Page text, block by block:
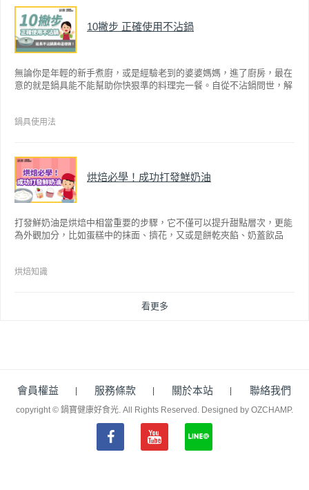
10撇步 正確使用不沾鍋
無論你是年輕的新手煮廚，或是經驗老到的婆婆媽媽，進了廚房，最在
意的就是鍋具能不能幫助你快狠準的料理完一餐。自從不沾鍋問世，解
因此金鑽不沾系列的鍋具，更年年穩居銷售排行榜的前幾名。然而如何
鍋具使用法
烘焙必學！成功打發鮮奶油
打發鮮奶油是烘焙中相當重要的步驟，它不僅可以提升甜點層次，更能
為外觀加分，比如蛋糕中的抹面、擠花，又或是餅乾夾餡、奶蓋飲品
烘焙知識
看更多
會員權益 服務條款 關於本站 聯絡我們
copyright © 鍋寶健康好食光. All Rights Reserved. Designed by OZCHAMP.